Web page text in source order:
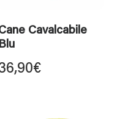
Cavalcabile
Blu
€